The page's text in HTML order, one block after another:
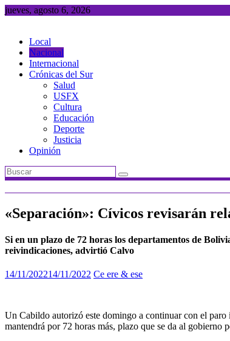
Saltar
jueves, agosto 6, 2026
Local
Nacional
Internacional
Crónicas del Sur
Salud
USFX
Cultura
Educación
Deporte
Justicia
Opinión
«Separación»: Cívicos revisarán
Si en un plazo de 72 horas los departamentos de
reivindicaciones, advirtió Calvo
14/11/202214/11/2022 Ce ere & ese
Un Cabildo autorizó este domingo a continuar con el
mantendrá por 72 horas más, plazo que se da al gobierno